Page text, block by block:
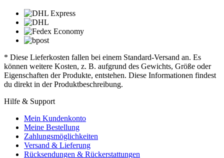
* Diese Lieferkosten fallen bei einem Standard-Versand an. Es
können weitere Kosten, z. B. aufgrund des Gewichts, Größe oder
Eigenschaften der Produkte, entstehen. Diese Informationen findest
du direkt in der Produktbeschreibung.
Hilfe & Support
Mein Kundenkonto
Meine Bestellung
Zahlungsmöglichkeiten
Versand & Lieferung
Rücksendungen & Rückerstattungen